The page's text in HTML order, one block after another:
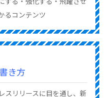
する・強化する・飛躍させ
るコンテンツ
き方
スリリースに目を通し、新